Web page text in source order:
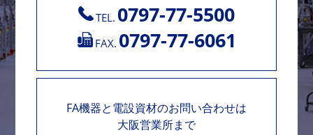
TEL. 0797-77-5500
FAX. 0797-77-6061
FA機器と電設資材のお問い合わせは
大阪営業所まで